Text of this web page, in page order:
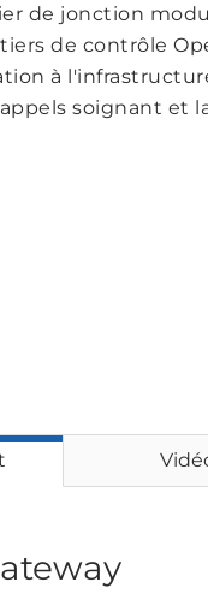
de jonction
de contrôle
à
soignant et